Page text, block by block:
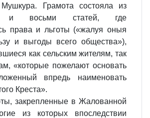
Грамота состояла из
и восьми статей, где
права и льготы («жалуя оныя
и выгоды всего общества»),
как сельским жителям, так
«которые пожелают основать
впредь наименовать
Креста».
закрепленные в Жалованной
из которых впоследствии